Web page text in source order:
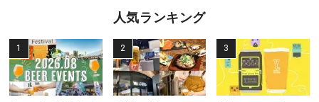
人気ランキング